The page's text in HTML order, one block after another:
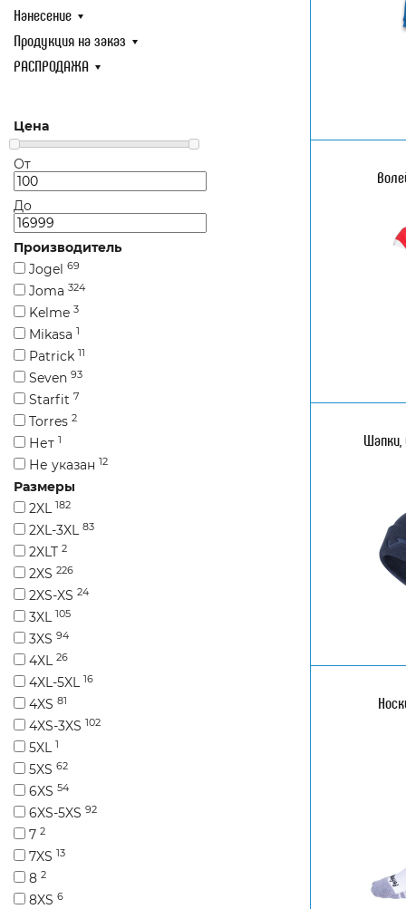
Продукция
Нанесение
Продукция на заказ
РАСПРОДАЖА
Цена
От
До
Производитель
Jogel 69
Joma 324
Kelme 3
Mikasa 1
Patrick 11
Seven 93
Starfit 7
Torres 2
Нет 1
Не указан 12
Размеры
2XL 182
2XL-3XL 83
2XLT 2
2XS 226
2XS-XS 24
3XL 105
3XS 94
4XL 26
4XL-5XL 16
4XS 81
4XS-3XS 102
5XL 1
5XS 62
6XS 54
6XS-5XS 92
7 2
7XS 13
8 2
8XS 6